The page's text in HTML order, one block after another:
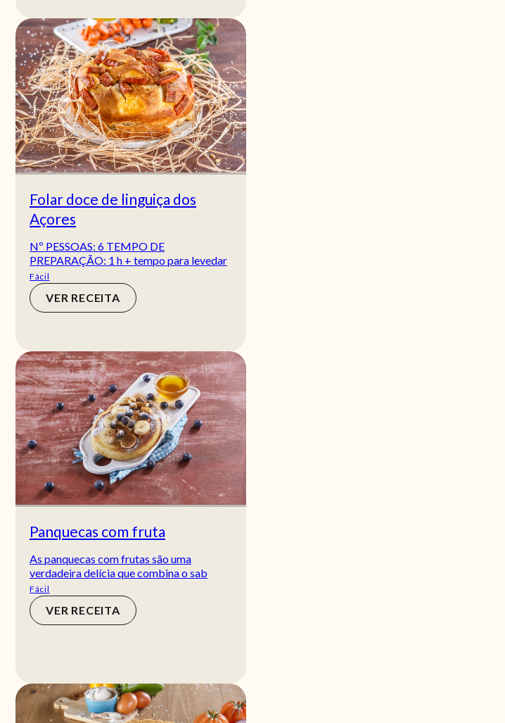
Folar doce de linguiça dos
Açores
Nº PESSOAS: 6 TEMPO DE
PREPARAÇÃO: 1 h + tempo para levedar
GRAU DE
Fácil
VER RECEITA
Panquecas com fruta
As panquecas com frutas são uma
verdadeira delícia que combina o sab
Fácil
VER RECEITA